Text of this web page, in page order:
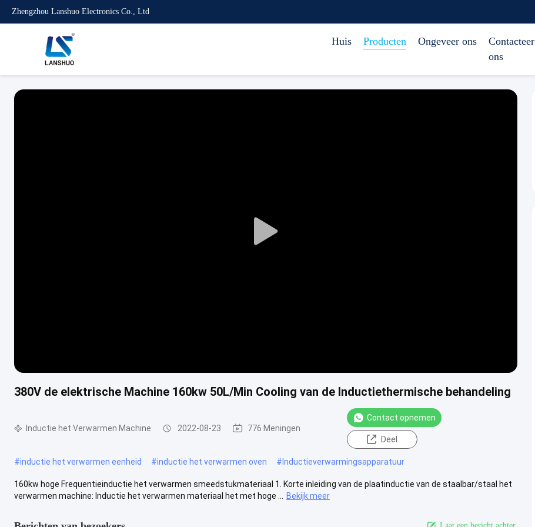
Zhengzhou Lanshuo Electronics Co., Ltd
Huis Producten Ongeveer ons
Contacteer
ons
Play
380V de elektrische Machine 160kw 50L/Min Cooling van de Inductiethermische behandeling
Inductie het Verwarmen Machine 2022-08-23 776 Meningen
Contact opnemen
Deel
#inductie het verwarmen eenheid #inductie het verwarmen oven #Inductieverwarmingsapparatuur
160kw hoge Frequentieinductie het verwarmen smeedstukmateriaal 1. Korte inleiding van de plaatinductie van de staalbar/staal het
verwarmen machine: Inductie het verwarmen materiaal het met hoge ...
Bekijk meer
Laat een bericht achter.